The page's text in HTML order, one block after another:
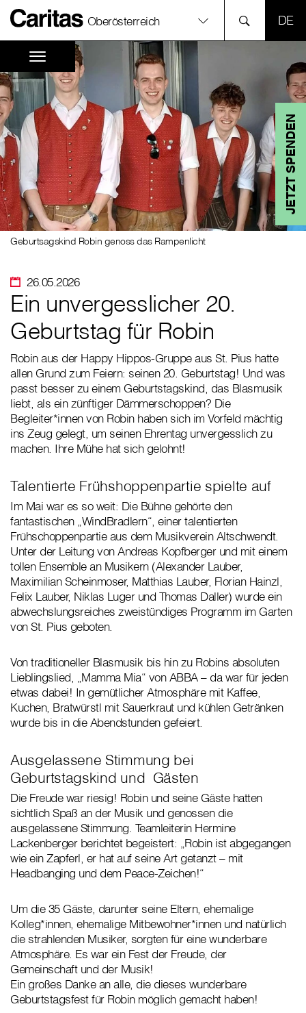
Oberösterreich
JETZT SPENDEN
26.05.2026
Geburtsagskind Robin genoss das Rampenlicht
Ein unvergesslicher 20.
Geburtstag für Robin
Robin aus der Happy Hippos-Gruppe aus St. Pius hatte
allen Grund zum Feiern: seinen 20. Geburtstag! Und was
passt besser zu einem Geburtstagskind, das Blasmusik
liebt, als ein zünftiger Dämmerschoppen? Die
Begleiter*innen von Robin haben sich im Vorfeld mächtig
ins Zeug gelegt, um seinen Ehrentag unvergesslich zu
machen. Ihre Mühe hat sich gelohnt!
Talentierte Frühshoppenpartie spielte auf
Im Mai war es so weit: Die Bühne gehörte den
fantastischen „WindBradlern“, einer talentierten
Frühschoppenpartie aus dem Musikverein Altschwendt.
Unter der Leitung von Andreas Kopfberger und mit einem
tollen Ensemble an Musikern (Alexander Lauber,
Maximilian Scheinmoser, Matthias Lauber, Florian Hainzl,
Felix Lauber, Niklas Luger und Thomas Daller) wurde ein
abwechslungsreiches zweistündiges Programm im Garten
von St. Pius geboten.
Von traditioneller Blasmusik bis hin zu Robins absoluten
Lieblingslied, „Mamma Mia“ von ABBA – da war für jeden
etwas dabei! In gemütlicher Atmosphäre mit Kaffee,
Kuchen, Bratwürstl mit Sauerkraut und kühlen Getränken
wurde bis in die Abendstunden gefeiert.
Ausgelassene Stimmung bei
Geburtstagskind und Gästen
Die Freude war riesig! Robin und seine Gäste hatten
sichtlich Spaß an der Musik und genossen die
ausgelassene Stimmung. Teamleiterin Hermine
Lackenberger berichtet begeistert: „Robin ist abgegangen
wie ein Zapferl, er hat auf seine Art getanzt – mit
Headbanging und dem Peace-Zeichen!“
Um die 35 Gäste, darunter seine Eltern, ehemalige
Kolleg*innen, ehemalige Mitbewohner*innen und natürlich
die strahlenden Musiker, sorgten für eine wunderbare
Atmosphäre. Es war ein Fest der Freude, der
Gemeinschaft und der Musik!
Ein großes Danke an alle, die dieses wunderbare
Geburtstagsfest für Robin möglich gemacht haben!